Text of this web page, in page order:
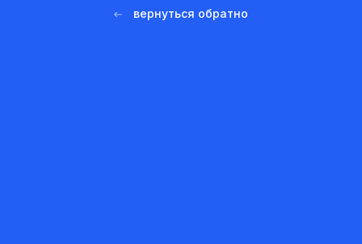
вернуться обратно